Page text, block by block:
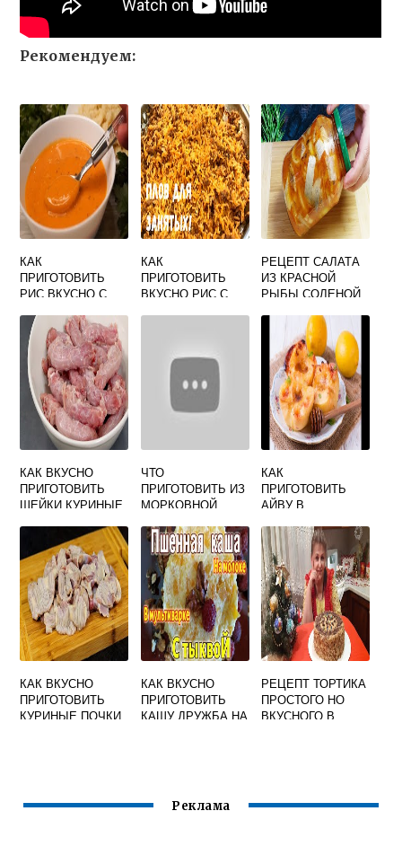
Рекомендуем:
КАК
ПРИГОТОВИТЬ
РИС ВКУСНО С
КАК
ПРИГОТОВИТЬ
ВКУСНО РИС С
РЕЦЕПТ САЛАТА
ИЗ КРАСНОЙ
РЫБЫ СОЛЕНОЙ
ПРОСТОЙ
КАК ВКУСНО
ПРИГОТОВИТЬ
ШЕЙКИ КУРИНЫЕ
ЧТО
ПРИГОТОВИТЬ ИЗ
МОРКОВНОЙ
С ФОТО ПРОСТЫЕ
И ВКУСНЫЕ
КАК
ПРИГОТОВИТЬ
АЙВУ В
ВКУСНО И
БЫСТРО
КАК ВКУСНО
ПРИГОТОВИТЬ
КУРИНЫЕ ПОЧКИ
КАК ВКУСНО
ПРИГОТОВИТЬ
КАШУ ДРУЖБА НА
РЕЦЕПТ ТОРТИКА
ПРОСТОГО НО
ВКУСНОГО В
Реклама